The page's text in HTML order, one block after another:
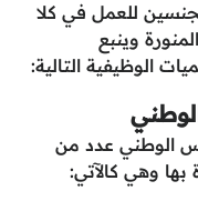
للعمل في كلا
وينبع
الوظيفية التالية:
الوطني عدد من
وهي كالآتي: